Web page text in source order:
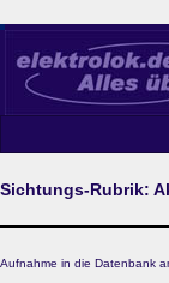
Sichtungs-Rubrik:
Aufnahme in die Datenbank